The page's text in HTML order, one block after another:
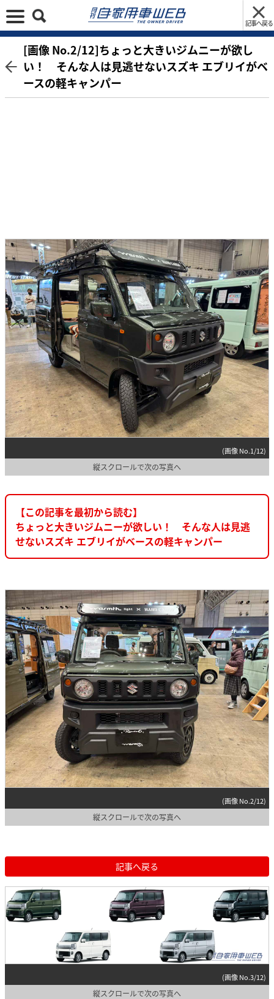
記事へ戻る
[画像 No.2/12]ちょっと大きいジムニーが欲し
い！ そんな人は見逃せないスズキ エブリイがベ
ースの軽キャンパー
(画像 No.1/12)
縦スクロールで次の写真へ
【この記事を最初から読む】
ちょっと大きいジムニーが欲しい！ そんな人は見逃
せないスズキ エブリイがベースの軽キャンパー
(画像 No.2/12)
縦スクロールで次の写真へ
記事へ戻る
(画像 No.3/12)
縦スクロールで次の写真へ